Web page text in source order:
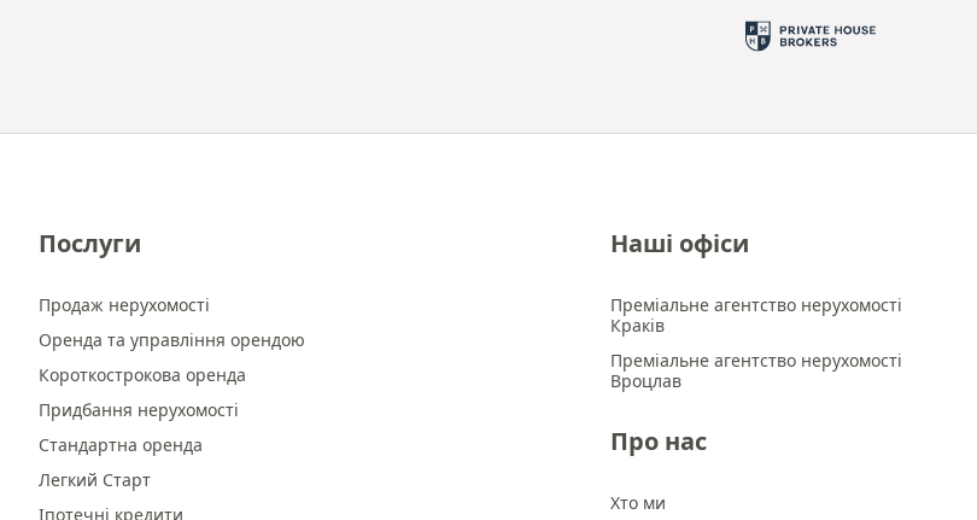
Послуги
Продаж нерухомості
Оренда та управління орендою
Короткострокова оренда
Придбання нерухомості
Стандартна оренда
Легкий Старт
Іпотечні кредити
Наші офіси
Преміальне агентство нерухомості
Краків
Преміальне агентство нерухомості
Вроцлав
Про нас
Хто ми